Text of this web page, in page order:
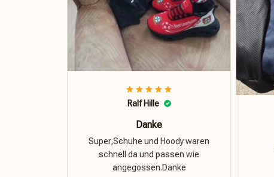
Ralf Hille
Danke
Super,Schuhe und Hoody waren
schnell da und passen wie
angegossen.Danke